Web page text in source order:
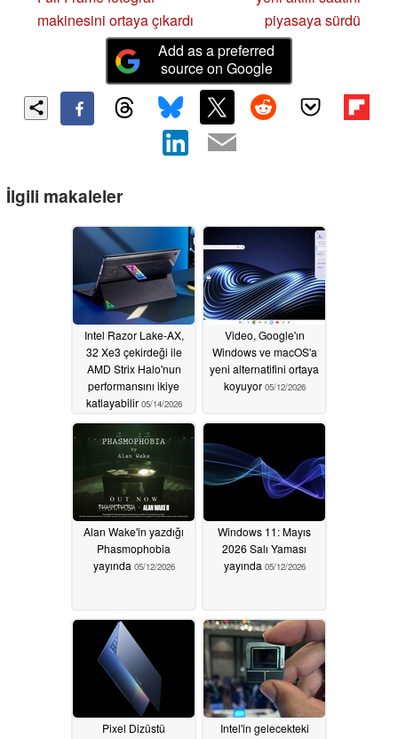
makinesini ortaya çıkardı
piyasaya sürdü
Add as a preferred
source on Google
İlgili makaleler
Intel Razor Lake-AX,
32 Xe3 çekirdeği ile
AMD Strix Halo'nun
performansını ikiye
katlayabilir 05/14/2026
Video, Google'ın
Windows ve macOS'a
yeni alternatifini ortaya
koyuyor 05/12/2026
Alan Wake'in yazdığı
Phasmophobia
yayında 05/12/2026
Windows 11: Mayıs
2026 Salı Yaması
yayında 05/12/2026
Pixel Dizüstü
Intel'in gelecekteki